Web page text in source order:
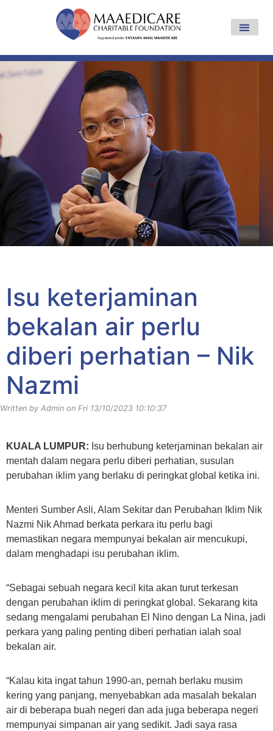
Isu keterjaminan
bekalan air perlu
diberi perhatian – Nik
Nazmi
Written by Admin on Fri 13/10/2023 10:10:37
KUALA LUMPUR: Isu berhubung keterjaminan bekalan air
mentah dalam negara perlu diberi perhatian, susulan
perubahan iklim yang berlaku di peringkat global ketika ini.
Menteri Sumber Asli, Alam Sekitar dan Perubahan Iklim Nik
Nazmi Nik Ahmad berkata perkara itu perlu bagi
memastikan negara mempunyai bekalan air mencukupi,
dalam menghadapi isu perubahan iklim.
“Sebagai sebuah negara kecil kita akan turut terkesan
dengan perubahan iklim di peringkat global. Sekarang kita
sedang mengalami perubahan El Nino dengan La Nina, jadi
perkara yang paling penting diberi perhatian ialah soal
bekalan air.
“Kalau kita ingat tahun 1990-an, pernah berlaku musim
kering yang panjang, menyebabkan ada masalah bekalan
air di beberapa buah negeri dan ada juga beberapa negeri
mempunyai simpanan air yang sedikit. Jadi saya rasa